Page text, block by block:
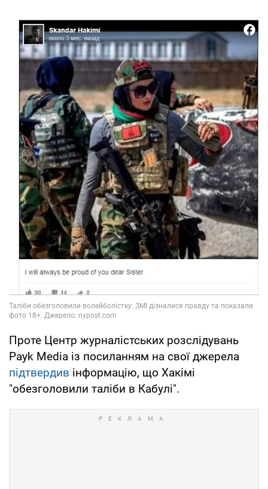
Проте Центр журналістських розслідувань
Payk Media із посиланням на свої джерела
підтвердив інформацію, що Хакімі
"обезголовили таліби в Кабулі".